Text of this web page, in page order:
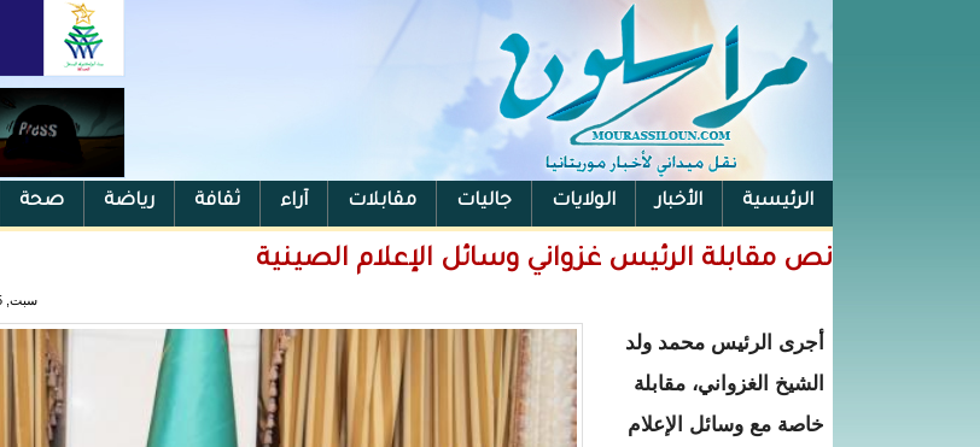
الرئيسية الأخبار الولايات جاليات مقابلات آراء ثقافة رياضة صحة
الفيس بوك
نص مقابلة الرئيس غزواني وسائل الإعلام الصينية
سبت, 19/07/2025 - 20:27
أجرى الرئيس محمد ولد
الشيخ الغزواني، مقابلة
خاصة مع وسائل الإعلام